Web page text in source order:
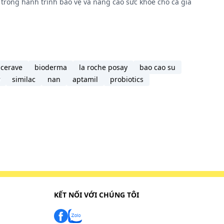
mắt,
và
-
cerave bioderma la roche posay
bao cao su
similac nan aptamil probiotics
KẾT NỐI VỚI CHÚNG TÔI